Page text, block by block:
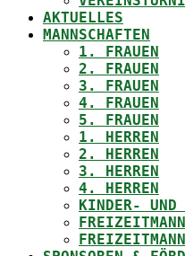
AKTUELLES
MANNSCHAFTEN
1. FRAUEN
2. FRAUEN
3. FRAUEN
4. FRAUEN
5. FRAUEN
1. HERREN
2. HERREN
3. HERREN
4. HERREN
KINDER- UND